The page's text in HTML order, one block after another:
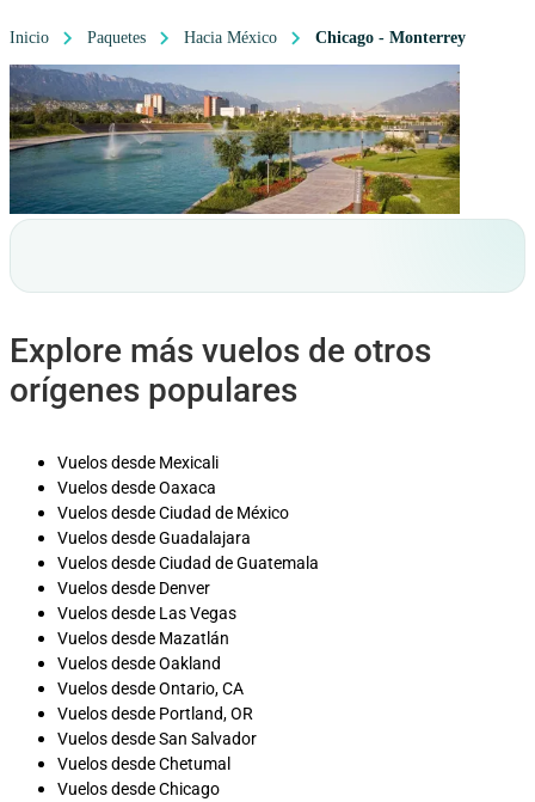
Inicio Paquetes Hacia México Chicago - Monterrey
Explore más vuelos de otros
orígenes populares
Vuelos desde Mexicali
Vuelos desde Oaxaca
Vuelos desde Ciudad de México
Vuelos desde Guadalajara
Vuelos desde Ciudad de Guatemala
Vuelos desde Denver
Vuelos desde Las Vegas
Vuelos desde Mazatlán
Vuelos desde Oakland
Vuelos desde Ontario, CA
Vuelos desde Portland, OR
Vuelos desde San Salvador
Vuelos desde Chetumal
Vuelos desde Chicago